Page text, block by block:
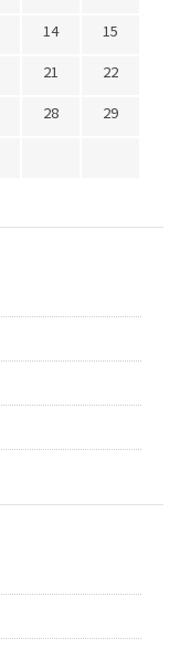
14
15
21
22
28
29